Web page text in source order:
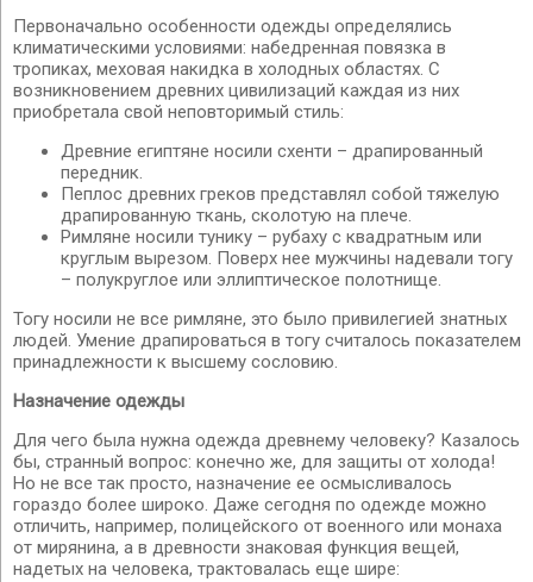
Первоначально особенности одежды определялись
климатическими условиями: набедренная повязка в
тропиках, меховая накидка в холодных областях. С
возникновением древних цивилизаций каждая из них
приобретала свой неповторимый стиль:
Древние египтяне носили схенти – драпированный
передник.
Пеплос древних греков представлял собой тяжелую
драпированную ткань, сколотую на плече.
Римляне носили тунику – рубаху с квадратным или
круглым вырезом. Поверх нее мужчины надевали тогу
– полукруглое или эллиптическое полотнище.
Тогу носили не все римляне, это было привилегией знатных
людей. Умение драпироваться в тогу считалось показателем
принадлежности к высшему сословию.
Назначение одежды
Для чего была нужна одежда древнему человеку? Казалось
бы, странный вопрос: конечно же, для защиты от холода!
Но не все так просто, назначение ее осмысливалось
гораздо более широко. Даже сегодня по одежде можно
отличить, например, полицейского от военного или монаха
от мирянина, а в древности знаковая функция вещей,
надетых на человека, трактовалась еще шире: